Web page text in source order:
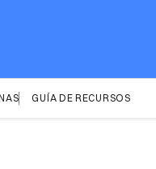
GUÍA DE RECURSOS